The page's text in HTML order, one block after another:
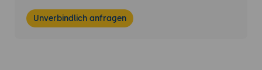
Unverbindlich anfragen